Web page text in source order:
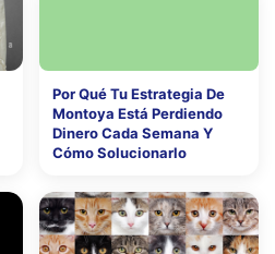
Por Qué Tu Estrategia De
Montoya Está Perdiendo
Dinero Cada Semana Y
Cómo Solucionarlo